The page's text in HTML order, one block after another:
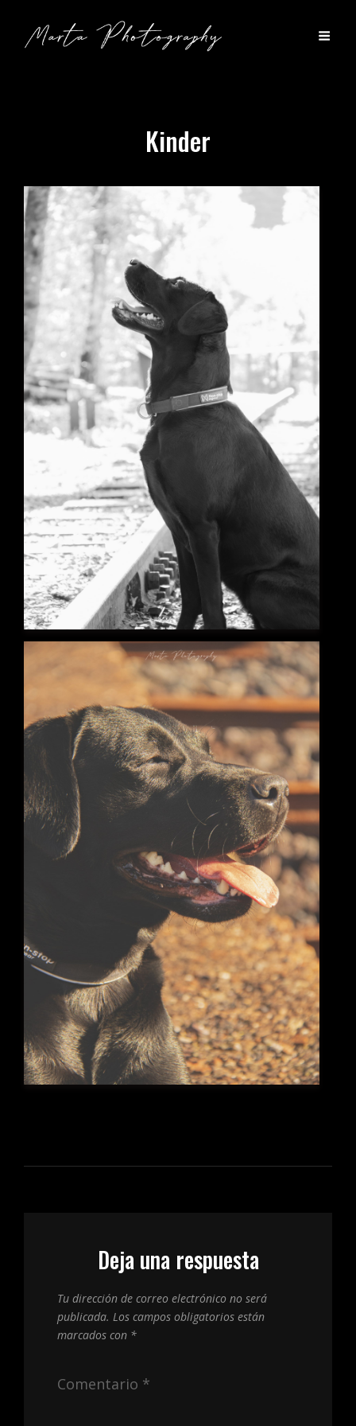
Kinder
Deja una respuesta
Tu dirección de correo electrónico no será
publicada. Los campos obligatorios están
marcados con *
Comentario *